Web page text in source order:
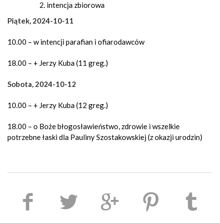
intencja zbiorowa
Piątek, 2024-10-11
10.00 – w intencji parafian i ofiarodawców
18.00 – + Jerzy Kuba (11 greg.)
Sobota, 2024-10-12
10.00 – + Jerzy Kuba (12 greg.)
18.00 – o Boże błogosławieństwo, zdrowie i wszelkie
potrzebne łaski dla Pauliny Szostakowskiej (z okazji urodzin)